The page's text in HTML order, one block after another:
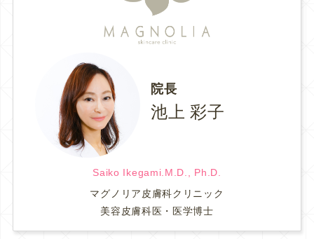
院長
池上 彩子
Saiko Ikegami.M.D., Ph.D.
マグノリア皮膚科クリニック
美容皮膚科医・医学博士